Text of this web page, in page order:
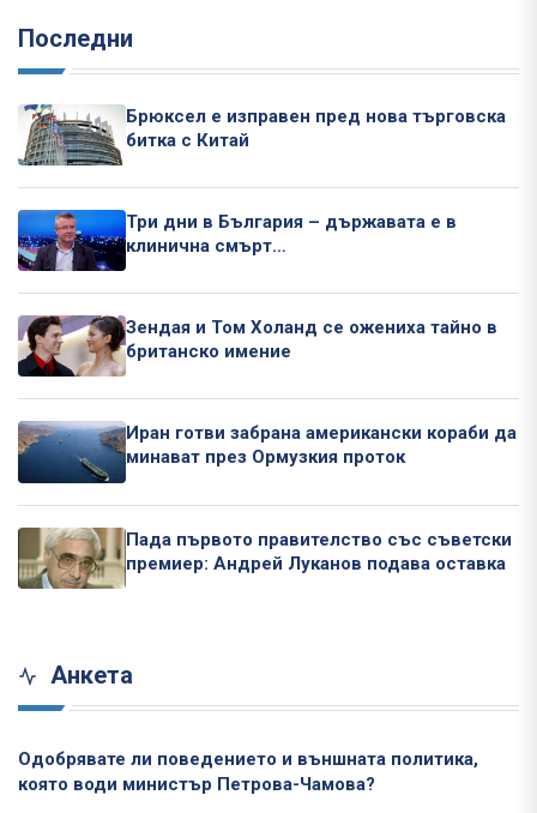
Последни
Брюксел е изправен пред нова търговска
битка с Китай
Три дни в България – държавата е в
клинична смърт…
Зендая и Том Холанд се ожениха тайно в
британско имение
Иран готви забрана американски кораби да
минават през Ормузкия проток
Пада първото правителство със съветски
премиер: Андрей Луканов подава оставка
Анкета
Одобрявате ли поведението и външната политика,
която води министър Петрова-Чамова?